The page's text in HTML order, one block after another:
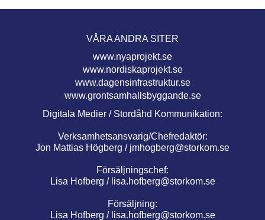
VÅRA ANDRA SITER
www.nyaprojekt.se
www.nordiskaprojekt.se
www.dagensinfrastruktur.se
www.grontsamhallsbyggande.se
Digitala Medier / Stordåhd Kommunikation:
Verksamhetsansvarig/Chefredaktör:
Jon Mattias Högberg / jmhogberg@storkom.se
Försäljningschef:
Lisa Hofberg / lisa.hofberg@storkom.se
Försäljning:
Lisa Hofberg / lisa.hofberg@storkom.se